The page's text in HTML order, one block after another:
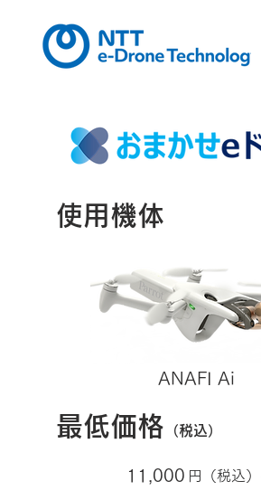
​使用機体
ANAFI Ai
​最低価格 （税込）
11,000 円（税込